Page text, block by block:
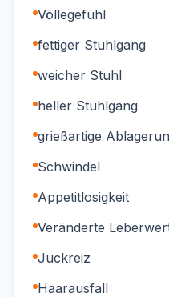
Völlegefühl
fettiger Stuhlgang
weicher Stuhl
heller Stuhlgang
grießartige
Schwindel
Appetitlosigkeit
Veränderte
Juckreiz
Haarausfall